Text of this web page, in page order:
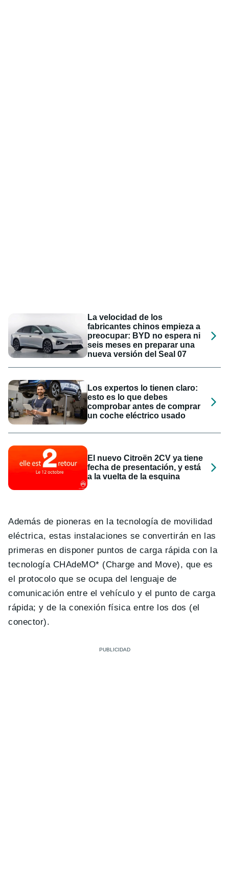
La velocidad de los
fabricantes chinos empieza a
preocupar: BYD no espera ni
seis meses en preparar una
nueva versión del Seal 07
Los expertos lo tienen claro:
esto es lo que debes
comprobar antes de comprar
un coche eléctrico usado
El nuevo Citroën 2CV ya tiene
fecha de presentación, y está
a la vuelta de la esquina
Además de pioneras en la tecnología de movilidad
eléctrica, estas instalaciones se convertirán en las
primeras en disponer puntos de carga rápida con la
tecnología CHAdeMO* (Charge and Move), que es
el protocolo que se ocupa del lenguaje de
comunicación entre el vehículo y el punto de carga
rápida; y de la conexión física entre los dos (el
conector).